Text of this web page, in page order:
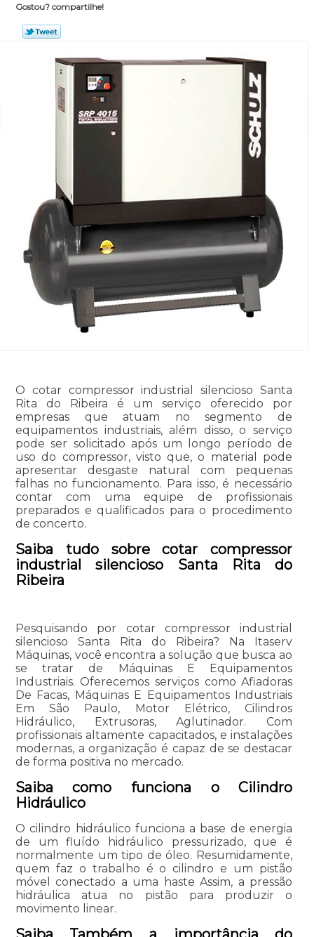
Gostou? compartilhe!
O cotar compressor industrial silencioso Santa
Rita do Ribeira é um serviço oferecido por
empresas que atuam no segmento de
equipamentos industriais, além disso, o serviço
pode ser solicitado após um longo período de
uso do compressor, visto que, o material pode
apresentar desgaste natural com pequenas
falhas no funcionamento. Para isso, é necessário
contar com uma equipe de profissionais
preparados e qualificados para o procedimento
de concerto.
Saiba tudo sobre cotar compressor
industrial silencioso Santa Rita do
Ribeira
Pesquisando por cotar compressor industrial
silencioso Santa Rita do Ribeira? Na Itaserv
Máquinas, você encontra a solução que busca ao
se tratar de Máquinas E Equipamentos
Industriais. Oferecemos serviços como Afiadoras
De Facas, Máquinas E Equipamentos Industriais
Em São Paulo, Motor Elétrico, Cilindros
Hidráulico, Extrusoras, Aglutinador. Com
profissionais altamente capacitados, e instalações
modernas, a organização é capaz de se destacar
de forma positiva no mercado.
Saiba como funciona o Cilindro
Hidráulico
O cilindro hidráulico funciona a base de energia
de um fluído hidráulico pressurizado, que é
normalmente um tipo de óleo. Resumidamente,
quem faz o trabalho é o cilindro e um pistão
móvel conectado a uma haste Assim, a pressão
hidráulica atua no pistão para produzir o
movimento linear.